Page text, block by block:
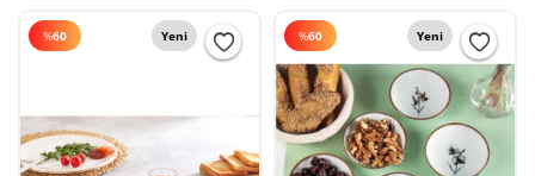
%60 Yeni %60 Yeni